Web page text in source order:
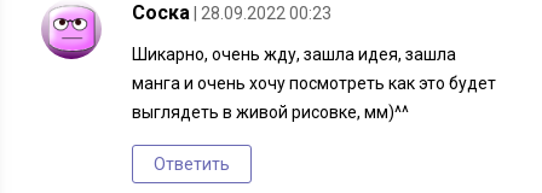
Соска | 28.09.2022 00:23
Шикарно, очень жду, зашла идея, зашла
манга и очень хочу посмотреть как это будет
выглядеть в живой рисовке, мм)^^
Ответить